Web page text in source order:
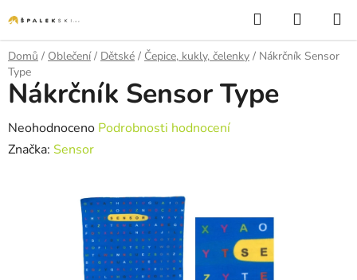
Hledat
Domů / Oblečení / Dětské / Čepice, kukly, čelenky / Nákrčník Sensor
Type
Nákrčník Sensor Type
Průměrné hodnocení produktu je 0,0 z 5 hvězdiček.
Neohodnoceno Podrobnosti hodnocení
Značka: Sensor